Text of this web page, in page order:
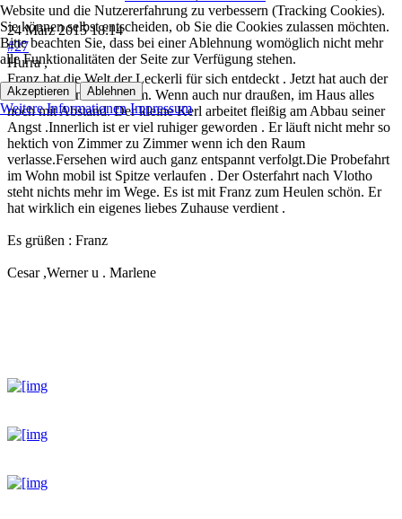
24 März 2015 18:14
#27
Hurra ,
Franz hat die Welt der Leckerli für sich entdeckt . Jetzt hat auch der
Werner Chancen bei ihm. Wenn auch nur draußen, im Haus alles
noch mit Abstand. Der kleine Kerl arbeitet fleißig am Abbau seiner
Angst .Innerlich ist er viel ruhiger geworden . Er läuft nicht mehr so
hektich von Zimmer zu Zimmer wenn ich den Raum
verlasse.Fersehen wird auch ganz entspannt verfolgt.Die Probefahrt
im Wohn mobil ist Spitze verlaufen . Der Osterfahrt nach Vlotho
steht nichts mehr im Wege. Es ist mit Franz zum Heulen schön. Er
hat wirklich ein eigenes liebes Zuhause verdient .
Es grüßen : Franz
Cesar ,Werner u . Marlene
Website und die Nutzererfahrung zu verbessern (Tracking Cookies).
Sie können selbst entscheiden, ob Sie die Cookies zulassen möchten.
Bitte beachten Sie, dass bei einer Ablehnung womöglich nicht mehr
alle Funktionalitäten der Seite zur Verfügung stehen.
Akzeptieren Ablehnen
Weitere Informationen Impressum